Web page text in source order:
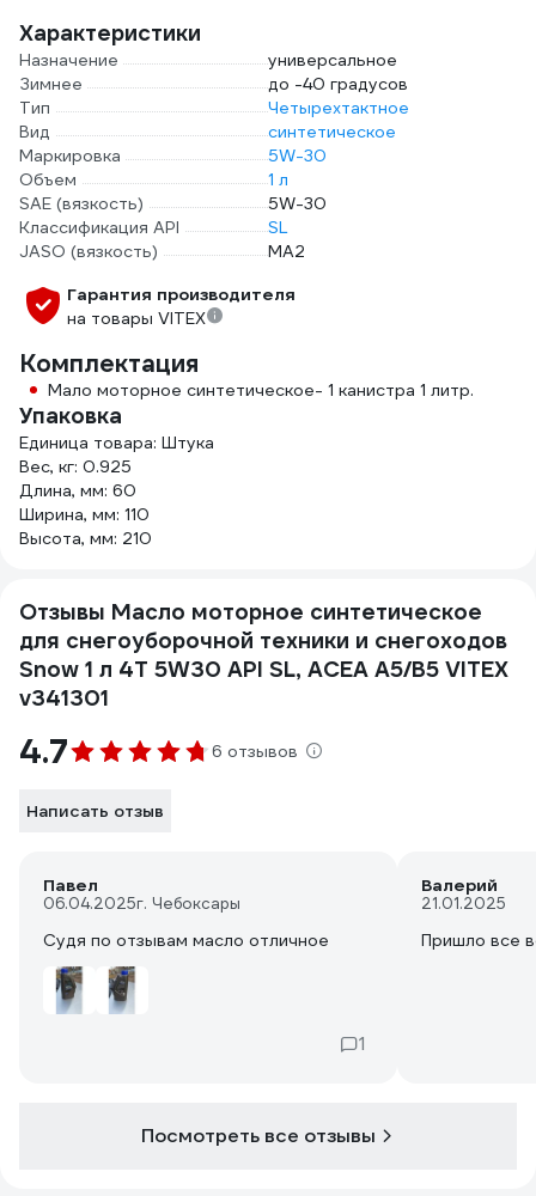
Характеристики
Назначение
универсальное
Зимнее
до -40 градусов
Тип
Четырехтактное
Вид
синтетическое
Маркировка
5W-30
Объем
1 л
SAE (вязкость)
5W-30
Классификация API
SL
JASO (вязкость)
MA2
Гарантия производителя
на товары VITEX
Комплектация
Мало моторное синтетическое- 1 канистра 1 литр.
Упаковка
Единица товара: Штука
Вес, кг: 0.925
Длина, мм: 60
Ширина, мм: 110
Высота, мм: 210
Отзывы Масло моторное синтетическое
для снегоуборочной техники и снегоходов
Snow 1 л 4T 5W30 API SL, ACEA A5/B5 VITEX
v341301
4.7 6 отзывов
Написать отзыв
Павел
06.04.2025г. Чебоксары
Судя по отзывам масло отличное
1
Валерий
21.01.2025
Пришло все
Посмотреть все отзывы